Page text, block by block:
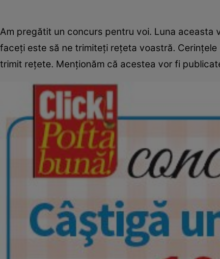
Am pregătit un concurs pentru voi. Luna aceasta
faceţi este să ne trimiteţi reţeta voastră.
trimit reţete. Menţionăm că acestea vor fi